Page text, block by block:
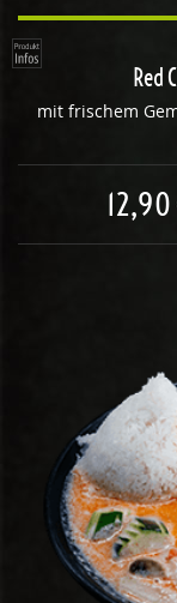
Red
mit frischem
12,90